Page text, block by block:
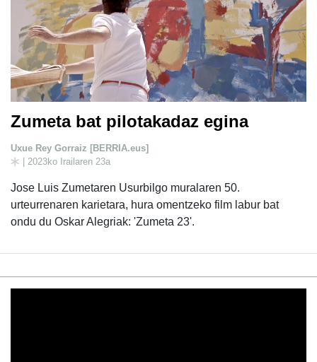
Zumeta bat pilotakadaz egina
Uxue Rey Gorraiz [BERRIA.eus]
| 2023ko Irailaren 23a
Jose Luis Zumetaren Usurbilgo muralaren 50.
urteurrenaren karietara, hura omentzeko film labur bat
ondu du Oskar Alegriak: 'Zumeta 23'.